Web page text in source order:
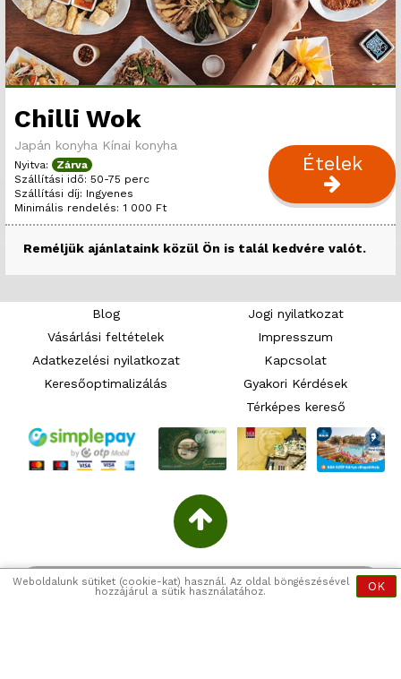
Chilli Wok
Japán konyha Kínai konyha
Nyitva:
Zárva
Szállítási idő: 50-75 perc
Szállítási díj: Ingyenes
Minimális rendelés: 1 000 Ft
Ételek
Reméljük ajánlataink közül Ön is talál kedvére valót.
Blog
Vásárlási feltételek
Adatkezelési nyilatkozat
Keresőoptimalizálás
Jogi nyilatkozat
Impresszum
Kapcsolat
Gyakori Kérdések
Térképes kereső
Weboldalunk sütiket (cookie-kat) használ. Az oldal böngészésével
hozzájárul a sütik használatához.
OK
RENDELJ ÉRINTKEZÉSMENTESEN